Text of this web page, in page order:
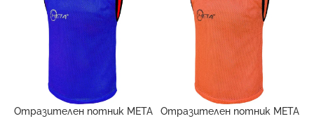
Отразителен потник META
Отразителен потник META